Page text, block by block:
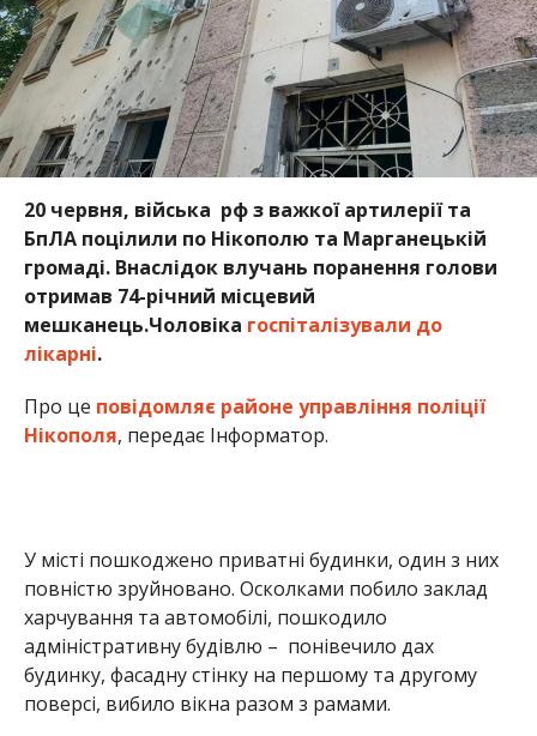
20 червня, війська рф з важкої артилерії та
БпЛА поцілили по Нікополю та Марганецькій
громаді. Внаслідок влучань поранення голови
отримав 74-річний місцевий
мешканець.Чоловіка госпіталізували до
лікарні.
Про це повідомляє районе управління поліції
Нікополя, передає Інформатор.
У місті пошкоджено приватні будинки, один з них
повністю зруйновано. Осколками побило заклад
харчування та автомобілі, пошкодило
адміністративну будівлю – понівечило дах
будинку, фасадну стінку на першому та другому
поверсі, вибило вікна разом з рамами.